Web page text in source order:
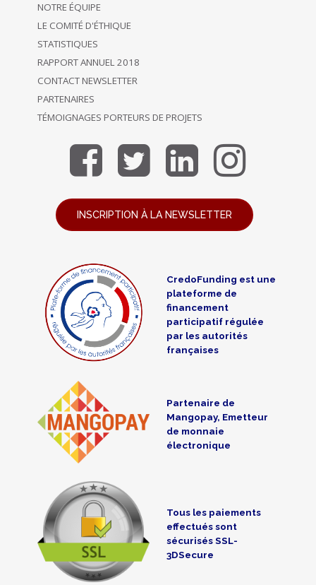
NOTRE ÉQUIPE
LE COMITÉ D'ÉTHIQUE
STATISTIQUES
RAPPORT ANNUEL 2018
CONTACT NEWSLETTER
PARTENAIRES
TÉMOIGNAGES PORTEURS DE PROJETS
INSCRIPTION À LA NEWSLETTER
CredoFunding est une
plateforme de
financement
participatif régulée
par les autorités
françaises
Partenaire de
Mangopay, Emetteur
de monnaie
électronique
Tous les paiements
effectués sont
sécurisés SSL-
3DSecure